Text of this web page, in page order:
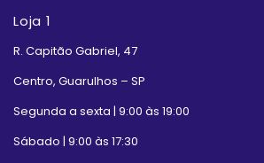
Loja 1
R. Capitão Gabriel, 47
Centro, Guarulhos – SP
Segunda a sexta | 9:00 às 19:00
Sábado | 9:00 às 17:30